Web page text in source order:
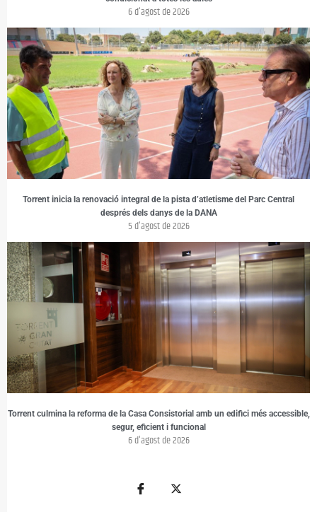
6 d'agost de 2026
Torrent inicia la renovació integral de la pista d’atletisme del Parc Central
després dels danys de la DANA
5 d'agost de 2026
Torrent culmina la reforma de la Casa Consistorial amb un edifici més accessible,
segur, eficient i funcional
6 d'agost de 2026